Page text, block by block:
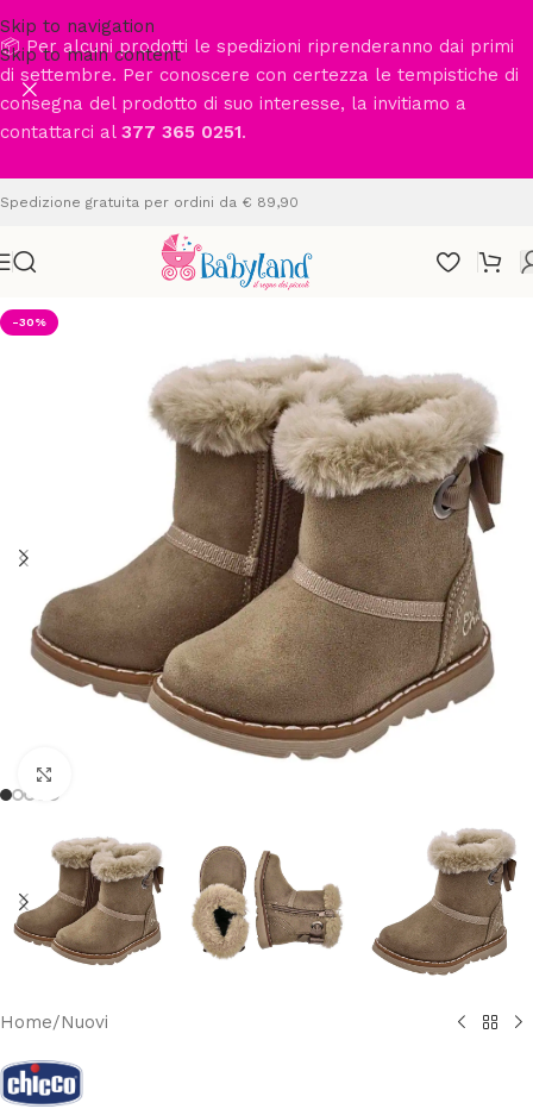
Skip to navigation
Skip to main content
📦 Per alcuni prodotti le spedizioni riprenderanno dai primi
di settembre. Per conoscere con certezza le tempistiche di
consegna del prodotto di suo interesse, la invitiamo a
contattarci al 377 365 0251.
Spedizione gratuita per ordini da € 89,90
-30%
Home/Nuovi